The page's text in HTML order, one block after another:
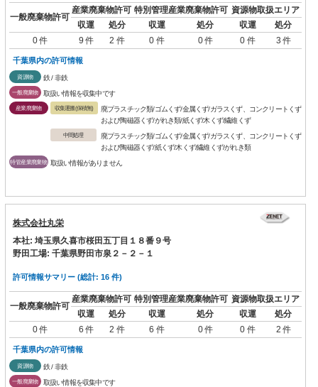
一般廃棄物許可
産業廃棄物許可 特別管理産業廃棄物許可 資源物取扱エリア
収運
処分 収運 処分 収運
処分
0 件
9 件 2 件 0 件 0 件 0 件 3 件
千葉県内の許可情報
資源物 鉄 / 非鉄
一般廃棄物 取扱い情報を収集中です
産業廃棄物 収集運搬(保積無)
廃プラスチック類/ゴムくず/金属くず/ガラスくず、コンクリートくず
および陶磁器くず/がれき類/紙くず/木くず/繊維くず
中間処理
廃プラスチック類/ゴムくず/金属くず/ガラスくず、コンクリートくず
および陶磁器くず/紙くず/木くず/繊維くず/がれき類
特管産業廃棄物 取扱い情報がありません
株式会社丸栄
本社: 埼玉県久喜市桜田五丁目１８番９号
野田工場: 千葉県野田市泉２－２－１
許可情報サマリー (総計: 16 件)
一般廃棄物許可
産業廃棄物許可 特別管理産業廃棄物許可 資源物取扱エリア
収運
処分 収運 処分 収運
処分
0 件
6 件 2 件 6 件 0 件 0 件 2 件
千葉県内の許可情報
資源物 鉄 / 非鉄
一般廃棄物 取扱い情報を収集中です